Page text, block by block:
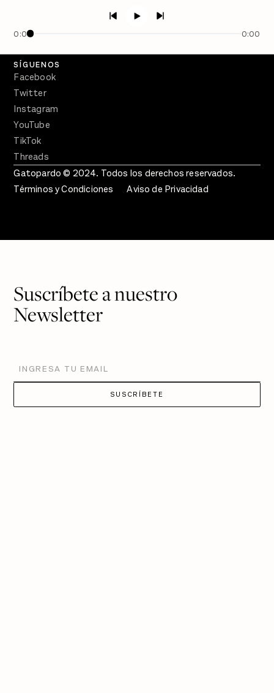
0:00 0:00
Crecer en Distopía
SÍGUENOS
Facebook
Twitter
Instagram
YouTube
TikTok
Threads
Gatopardo © 2024. Todos los derechos reservados.
Términos y Condiciones
Aviso de Privacidad
Suscríbete a nuestro
Newsletter